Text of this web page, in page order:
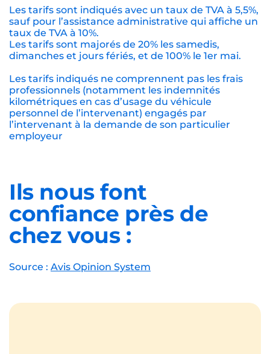
Les tarifs sont indiqués avec un taux de TVA à 5,5%,
sauf pour l’assistance administrative qui affiche un
taux de TVA à 10%.
Les tarifs sont majorés de 20% les samedis,
dimanches et jours fériés, et de 100% le 1er mai.
Les tarifs indiqués ne comprennent pas les frais
professionnels (notamment les indemnités
kilométriques en cas d’usage du véhicule
personnel de l’intervenant) engagés par
l’intervenant à la demande de son particulier
employeur
Ils nous font
confiance près de
chez vous :
Source : Avis Opinion System